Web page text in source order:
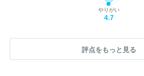
やりがい
4.7
評点をもっと見る